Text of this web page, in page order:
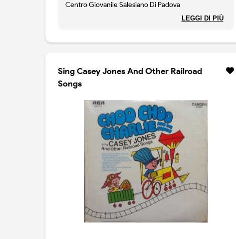
Centro Giovanile Salesiano Di Padova
LEGGI DI PIÙ
Sing Casey Jones And Other Railroad
Songs